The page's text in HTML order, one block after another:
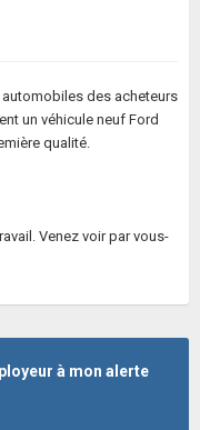
des acheteurs
un véhicule neuf Ford
qualité.
Venez voir par vous-
à mon alerte